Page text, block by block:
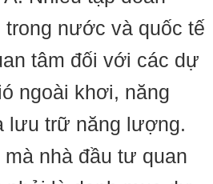
nước và quốc tế
tâm đối với các dự
ngoài khơi, năng
lưu trữ năng lượng.
nhà đầu tư quan